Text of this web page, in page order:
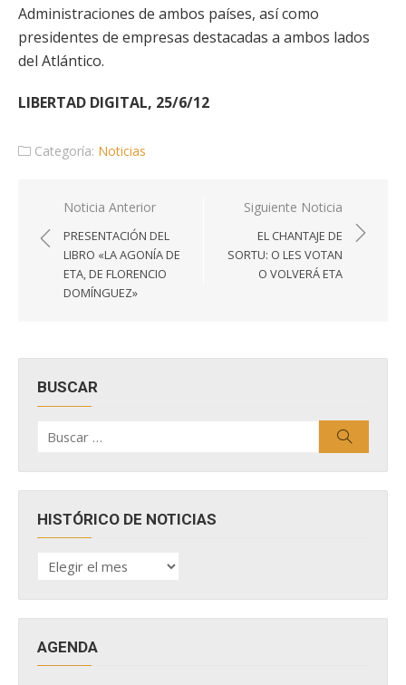
Administraciones de ambos países, así como
presidentes de empresas destacadas a ambos lados
del Atlántico.
LIBERTAD DIGITAL, 25/6/12
Categoría: Noticias
Navegación
de
entradas
Noticia Anterior
PRESENTACIÓN DEL
LIBRO «LA AGONÍA DE
ETA, DE FLORENCIO
DOMÍNGUEZ»
Siguiente Noticia
EL CHANTAJE DE
SORTU: O LES VOTAN
O VOLVERÁ ETA
BUSCAR
por:
HISTÓRICO DE NOTICIAS
HISTÓRICO
DE
AGENDA